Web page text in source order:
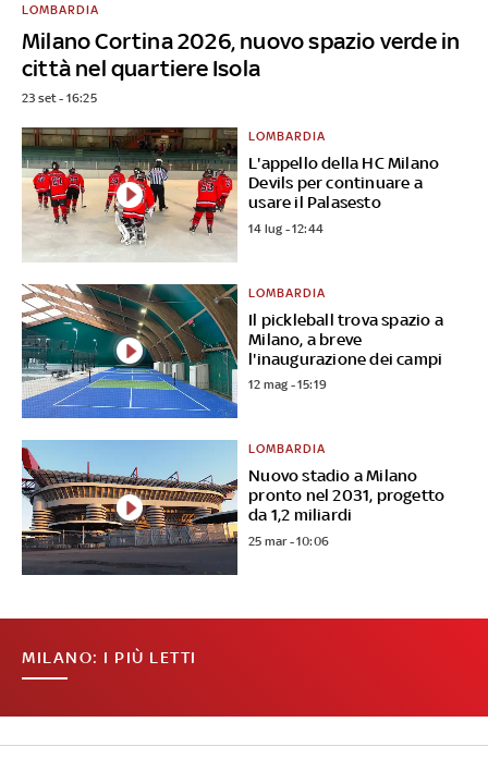
Milano Cortina 2026, nuovo spazio verde in
città nel quartiere Isola
LOMBARDIA
23 set - 16:25
L'appello della HC Milano
Devils per continuare a
usare il Palasesto
LOMBARDIA
14 lug - 12:44
Il pickleball trova spazio a
Milano, a breve
l'inaugurazione dei campi
LOMBARDIA
12 mag - 15:19
Nuovo stadio a Milano
pronto nel 2031, progetto
da 1,2 miliardi
LOMBARDIA
25 mar - 10:06
MILANO: I PIÙ LETTI